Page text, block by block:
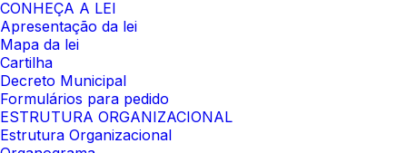
CONHEÇA A LEI
Apresentação da lei
Mapa da lei
Cartilha
Decreto Municipal
Formulários para pedido
ESTRUTURA ORGANIZACIONAL
Estrutura Organizacional